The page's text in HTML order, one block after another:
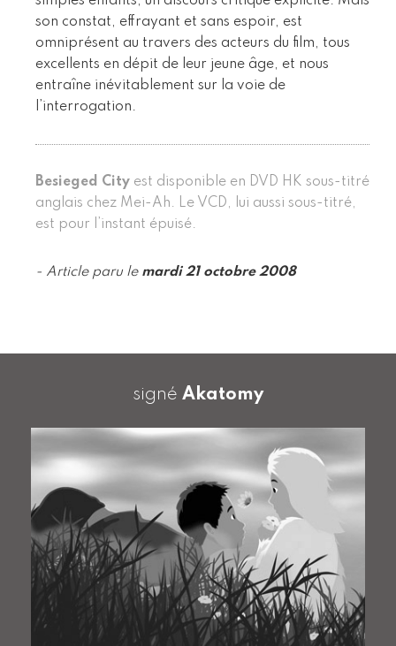
son constat, effrayant et sans espoir, est
omniprésent au travers des acteurs du film, tous
excellents en dépit de leur jeune âge, et nous
entraîne inévitablement sur la voie de
l’interrogation.
Besieged City est disponible en DVD HK sous-titré
anglais chez Mei-Ah. Le VCD, lui aussi sous-titré,
est pour l’instant épuisé.
- Article paru le mardi 21 octobre 2008
signé Akatomy